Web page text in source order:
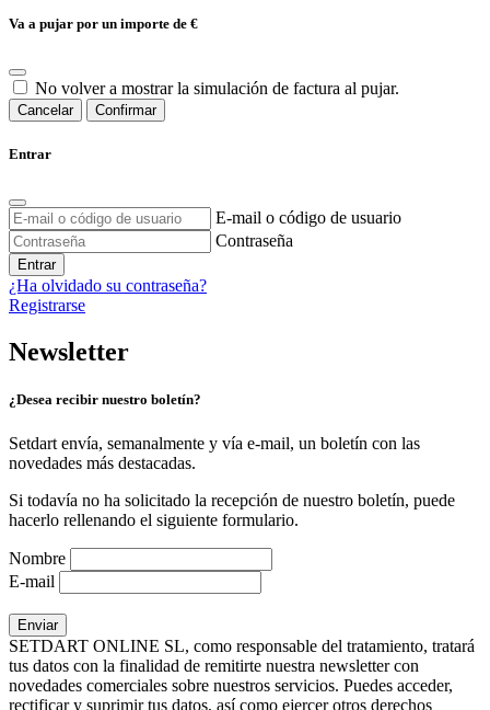
Va a pujar por un importe de €
No volver a mostrar la simulación de factura al pujar.
Cancelar Confirmar
Entrar
E-mail o código de usuario
Contraseña
Entrar
¿Ha olvidado su contraseña?
Registrarse
Newsletter
¿Desea recibir nuestro boletín?
Setdart envía, semanalmente y vía e-mail, un boletín con las
novedades más destacadas.
Si todavía no ha solicitado la recepción de nuestro boletín, puede
hacerlo rellenando el siguiente formulario.
Nombre
E-mail
SETDART ONLINE SL, como responsable del tratamiento, tratará
tus datos con la finalidad de remitirte nuestra newsletter con
novedades comerciales sobre nuestros servicios. Puedes acceder,
rectificar y suprimir tus datos, así como ejercer otros derechos